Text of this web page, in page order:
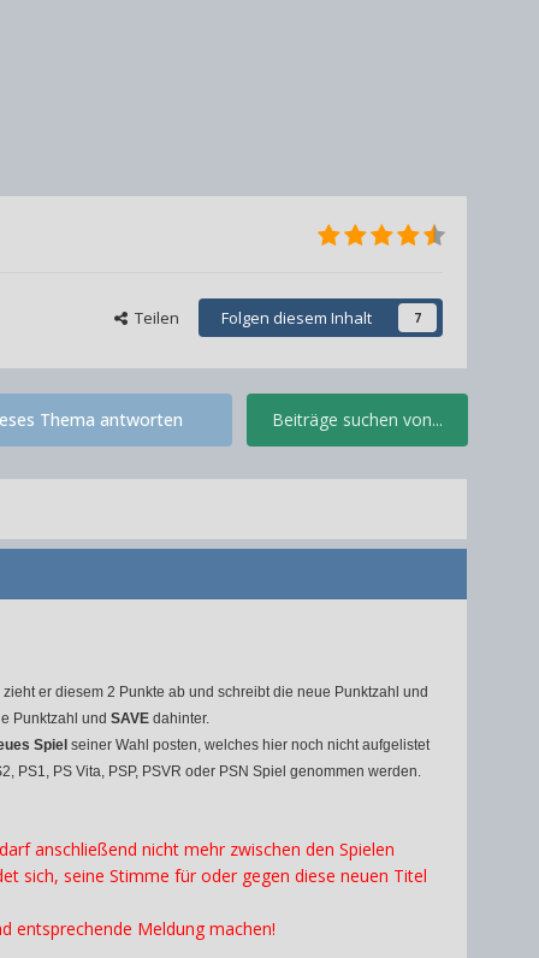
Teilen Folgen diesem Inhalt 7
Beiträge suchen von...
Thema antworten
er diesem 2 Punkte ab und schreibt die neue Punktzahl und
Punktzahl und SAVEdahinter.
Spiel seiner Wahl posten, welches hier noch nicht aufgelistet
PS1, PS Vita, PSP, PSVR oder PSN Spiel genommen werden.
anschließend nicht mehr zwischen den Spielen
sich, seine Stimme für oder gegen diese neuen Titel
entsprechende Meldung machen!